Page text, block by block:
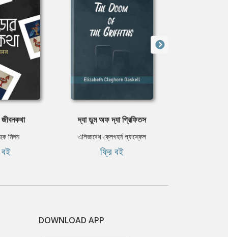
মিলন
দ্যা ডুম অফ দ্যা গ্রিফিতস
এলিজাবেথ ক্লেগহর্ন গ্যাস্কেল
ফ্রি বই
DOWNLOAD APP